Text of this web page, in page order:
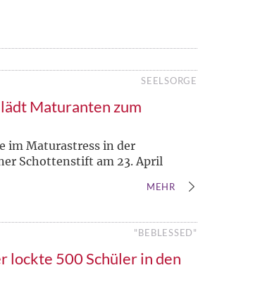
SEELSORGE
Maturanten zum
im Maturastress in der
Schottenstift am 23. April
MEHR
"BEBLESSED"
lockte 500 Schüler in den